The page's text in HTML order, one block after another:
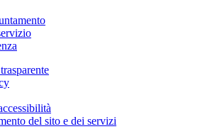
del sito e dei servizi